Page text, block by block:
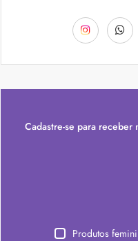
Cadastre-se para
Produtos